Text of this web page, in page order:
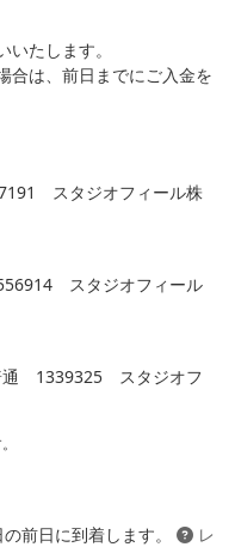
たします。
合は、前日までにご入金を
スタジオフィール株
スタジオフィール
1339325 スタジオフ
前日に到着します。 レ